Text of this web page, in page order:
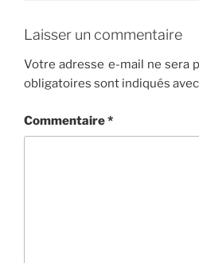
o
k
n
Laisser un commentaire
Votre adresse e-mail ne sera
obligatoires sont indiqués avec
Commentaire*